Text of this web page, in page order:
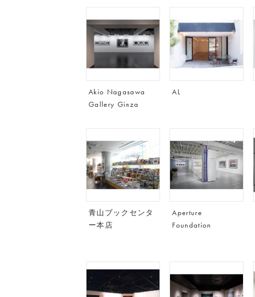
Akio Nagasawa
Gallery Ginza
AL
青山ブックセンタ
ー本店
Aperture
Foundation